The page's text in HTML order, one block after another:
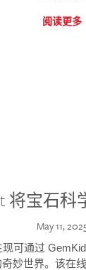
阅读更多
将宝石
May 11,
现可通过
妙世界。该在